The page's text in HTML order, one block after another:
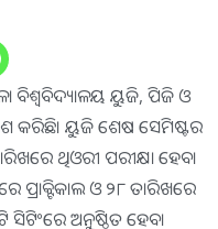
ବିଶ୍ୱବିଦ୍ୟାଳୟ ୟୁଜି, ପିଜି ଓ
କରିଛି। ୟୁଜି ଶେଷ ସେମିଷ୍ଟର
ଥିଓରୀ ପରୀକ୍ଷା ହେବ।
ଓ ୨୮ ତାରିଖରେ
ସିଟିଂରେ ଅନୁଷ୍ଠିତ ହେବ।